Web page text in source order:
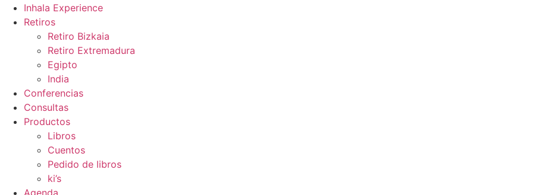
Inhala Experience
Retiros
Retiro Bizkaia
Retiro Extremadura
Egipto
India
Conferencias
Consultas
Productos
Libros
Cuentos
Pedido de libros
ki’s
Agenda